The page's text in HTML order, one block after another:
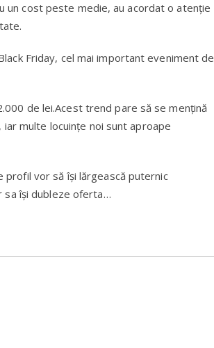
un cost peste medie, au acordat o atenţie
Friday, cel mai important eveniment de
de lei.Acest trend pare să se mențină
multe locuinţe noi sunt aproape
profil vor să își lărgească puternic
sa își dubleze oferta…